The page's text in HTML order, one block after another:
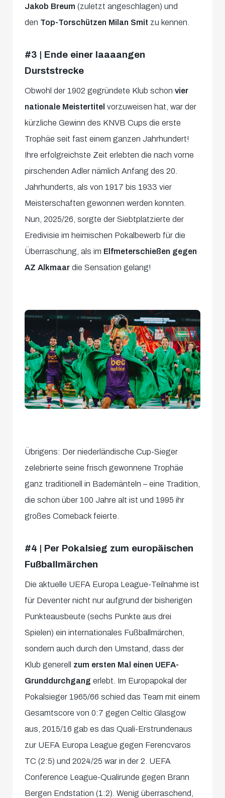
Jakob Breum (zuletzt angeschlagen) und
den Top-Torschützen Milan Smit zu kennen.
#3 | Ende einer laaaangen
Durststrecke
Obwohl der 1902 gegründete Klub schonvier
nationale Meistertitel vorzuweisen hat, war der
kürzliche Gewinn des KNVB Cups die erste
Trophäe seit fast einem ganzen Jahrhundert!
Ihre erfolgreichste Zeit erlebten die nach vorne
pirschenden Adler nämlich Anfang des 20.
Jahrhunderts, als von 1917 bis 1933 vier
Meisterschaften gewonnen werden konnten.
Nun, 2025/26, sorgte der Siebtplatzierte der
Eredivisie im heimischen Pokalbewerb für die
Überraschung, als im Elfmeterschießen gegen
AZ Alkmaardie Sensation gelang!
Übrigens: Der niederländische Cup-Sieger
zelebrierte seine frisch gewonnene Trophäe
ganz traditionell in Bademänteln – eine Tradition,
die schon über 100 Jahre alt ist und 1995 ihr
großes Comeback feierte.
#4 | Per Pokalsieg zum europäischen
Fußballmärchen
Die aktuelle UEFA Europa League-Teilnahme ist
für Deventer nicht nur aufgrund der bisherigen
Punkteausbeute (sechs Punkte aus drei
Spielen) ein internationales Fußballmärchen,
sondern auch durch den Umstand, dass der
Klub generell zum ersten Mal einen UEFA-
Grunddurchgangerlebt. Im Europapokal der
Pokalsieger 1965/66 schied das Team mit einem
Gesamtscore von 0:7 gegen Celtic Glasgow
aus, 2015/16 gab es das Quali-Erstrundenaus
zur UEFA Europa League gegen Ferencvaros
TC (2:5) und 2024/25 war in der 2. UEFA
Conference League-Qualirunde gegen Brann
Bergen Endstation (1:2). Wenig überraschend,